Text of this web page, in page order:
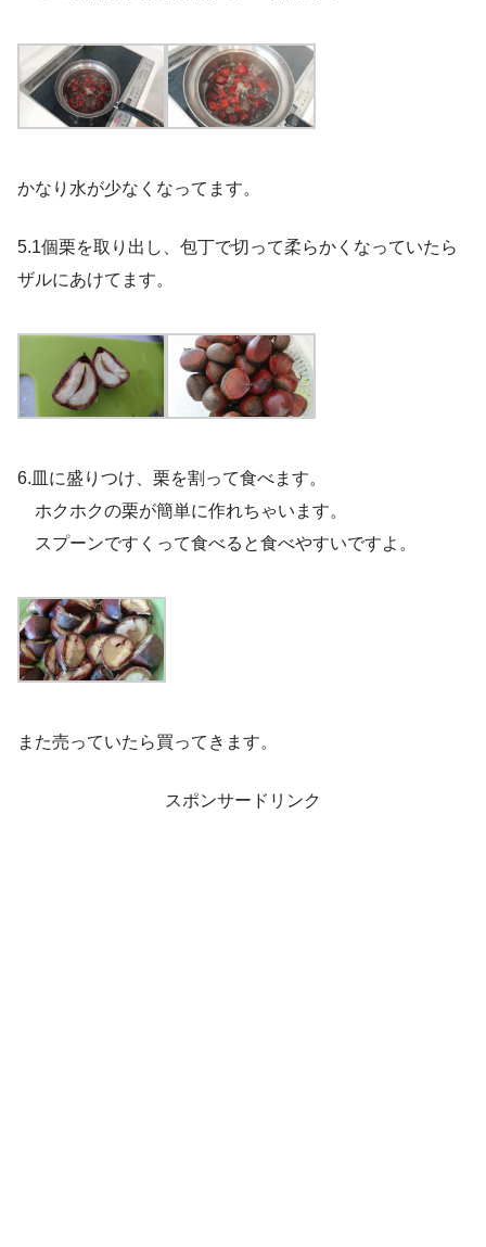
かなり水が少なくなってます。
5.1個栗を取り出し、包丁で切って柔らかくなっていたら
ザルにあけてます。
6.皿に盛りつけ、栗を割って食べます。
ホクホクの栗が簡単に作れちゃいます。
スプーンですくって食べると食べやすいですよ。
また売っていたら買ってきます。
スポンサードリンク